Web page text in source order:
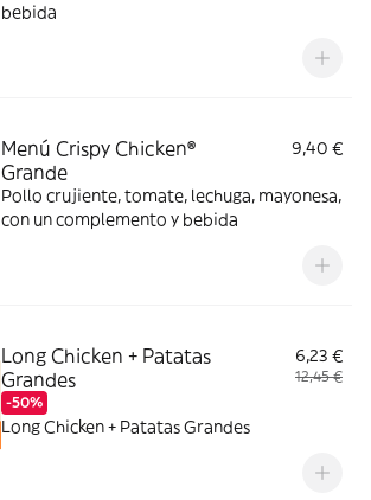
bebida
Menú Crispy Chicken®
Grande
9,40 €
Pollo crujiente, tomate, lechuga, mayonesa,
con un complemento y bebida
Long Chicken + Patatas
Grandes
-50%
6,23 €
12,45 €
Long Chicken + Patatas Grandes